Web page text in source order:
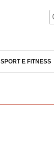
SPORT E FITNESS